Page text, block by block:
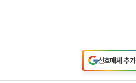
선호매체 추가